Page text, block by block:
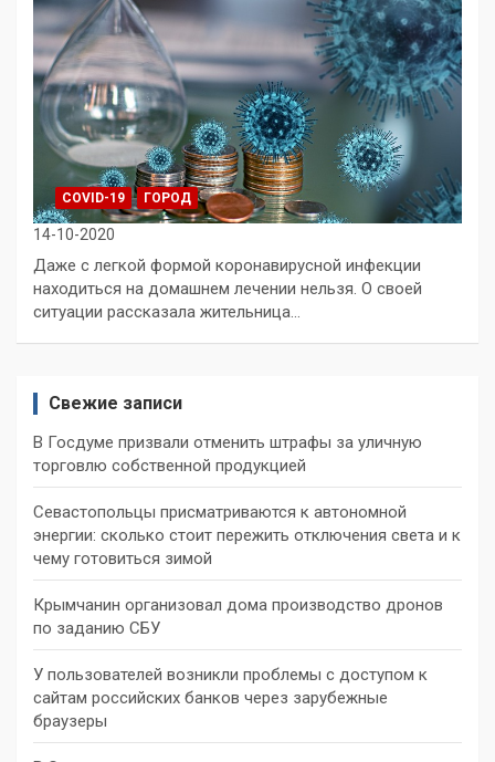
COVID-19 ГОРОД
14-10-2020
Даже с легкой формой коронавирусной инфекции
находиться на домашнем лечении нельзя. О своей
ситуации рассказала жительница…
Свежие записи
В Госдуме призвали отменить штрафы за уличную
торговлю собственной продукцией
Севастопольцы присматриваются к автономной
энергии: сколько стоит пережить отключения света и к
чему готовиться зимой
Крымчанин организовал дома производство дронов
по заданию СБУ
У пользователей возникли проблемы с доступом к
сайтам российских банков через зарубежные
браузеры